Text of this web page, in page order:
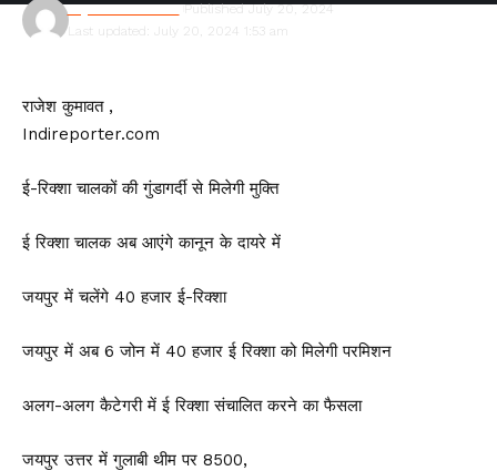
Last updated: July 20, 2024 1:53 am
Rajesh Kumawat Published July 20, 2024
राजेश कुमावत ,
Indireporter.com
ई-रिक्शा चालकों की गुंडागर्दी से मिलेगी मुक्ति
ई रिक्शा चालक अब आएंगे कानून के दायरे में
जयपुर में चलेंगे 40 हजार ई-रिक्शा
जयपुर में अब 6 जोन में 40 हजार ई रिक्शा को मिलेगी परमिशन
अलग-अलग कैटेगरी में ई रिक्शा संचालित करने का फैसला
जयपुर उत्तर में गुलाबी थीम पर 8500,